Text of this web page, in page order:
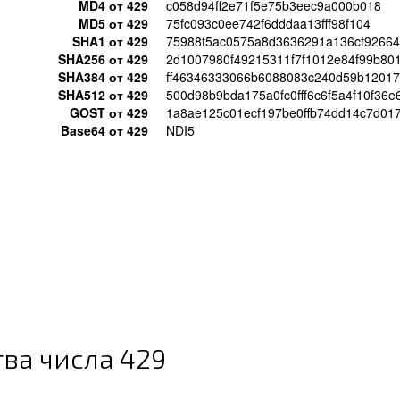
MD4 от 429
c058d94ff2e71f5e75b3eec9a000b018
MD5 от 429
75fc093c0ee742f6dddaa13fff98f104
SHA1 от 429
SHA256 от 429
SHA384 от 429
SHA512 от 429
GOST от 429
Base64 от 429
NDI5
числа 429